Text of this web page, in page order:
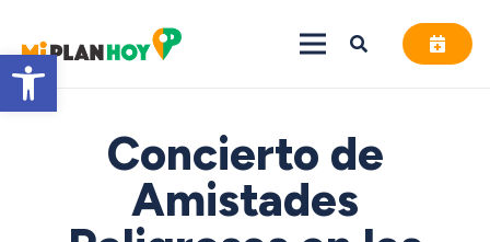
Abrir barra de herramientas
Concierto de
Amistades